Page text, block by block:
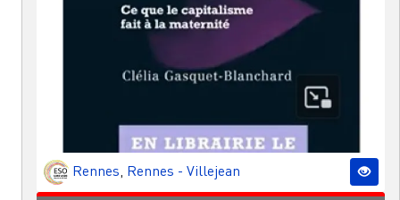
Rennes, Rennes - Villejean